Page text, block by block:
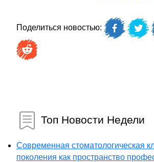
Поделиться новостью:
Топ Новости Недели
Современная стоматологическая
поколения как пространство